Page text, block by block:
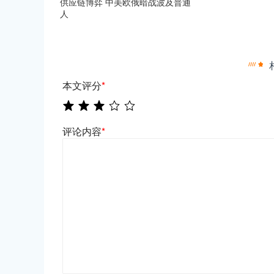
人
本文评分*
评论内容*